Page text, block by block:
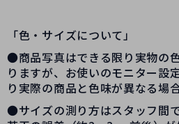
「色・サイズについて」
●商品写真はできる限り実物の
りますが、お使いのモニター設
り実際の商品と色味が異なる場
●サイズの測り方はスタッフ間